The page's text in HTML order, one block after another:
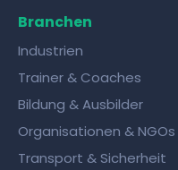
Branchen
Industrien
Trainer & Coaches
Bildung & Ausbilder
Organisationen & NGOs
Transport & Sicherheit